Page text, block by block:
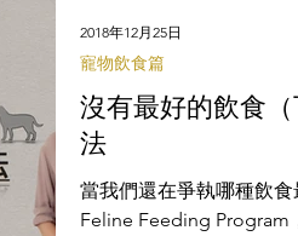
沒有最好的飲食
法
當我們還在爭執哪種飲
Feline Feeding Program
寵物飲食篇
2018年12月25日